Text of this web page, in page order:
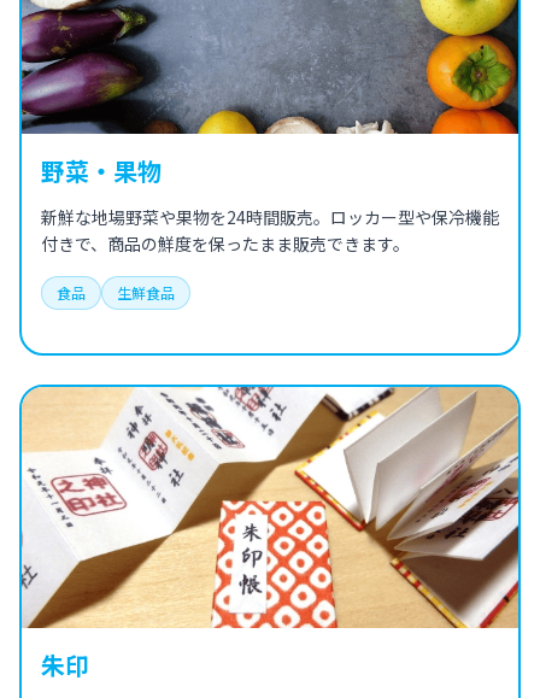
野菜・果物
新鮮な地場野菜や果物を24時間販売。ロッカー型や保冷機能
付きで、商品の鮮度を保ったまま販売できます。
食品 生鮮食品
朱印